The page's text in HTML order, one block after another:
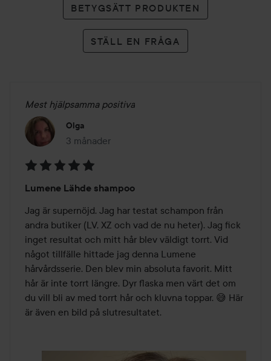
BETYGSÄTT PRODUKTEN
STÄLL EN FRÅGA
Mest hjälpsamma positiva
Olga
3 månader
Inlägget skapades 3 månader
5
av
5
Lumene Lähde shampoo
Jag är supernöjd. Jag har testat schampon från
andra butiker (LV, XZ och vad de nu heter). Jag fick
inget resultat och mitt hår blev väldigt torrt. Vid
något tillfälle hittade jag denna Lumene
hårvårdsserie. Den blev min absoluta favorit. Mitt
hår är inte torrt längre. Dyr flaska men värt det om
du vill bli av med torrt hår och kluvna toppar. 😅 Här
är även en bild på slutresultatet.